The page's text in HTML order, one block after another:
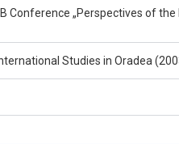
Conference „Perspectives of
Studies in Oradea